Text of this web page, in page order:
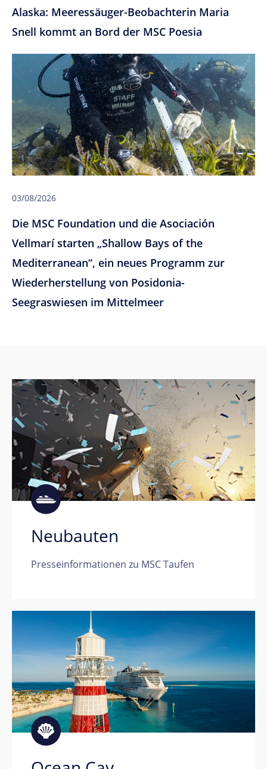
Alaska: Meeressäuger-Beobachterin Maria
Snell kommt an Bord der MSC Poesia
03/08/2026
Die MSC Foundation und die Asociación
Vellmarí starten „Shallow Bays of the
Mediterranean“, ein neues Programm zur
Wiederherstellung von Posidonia-
Seegraswiesen im Mittelmeer
Neubauten
Presseinformationen zu MSC Taufen